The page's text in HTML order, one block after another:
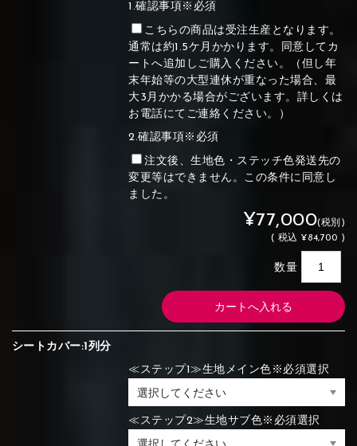
1.確認事項※必須
こちらの商品は受注生産となります。
通常は約1.5ケ月かかります。同意してカ
ートへ追加しご購入ください。（但し年
末年始等の大型連休が重なった場合、最
大3月かかる場合がございます。詳しくは
お電話にてご連絡ください。）
2.確認事項※必須
注文後、生地色・ステッチ色発送先の
変更等はできません。この条件に同意し
ました。
¥77,000(税別)
( 税込 ¥84,700 )
数量
シートカバー:1列分
≪ステップ1≫生地メイン色※必須選択
≪ステップ2≫生地サブ色※必須選択